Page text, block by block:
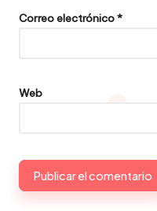
Correo electrónico*
Web